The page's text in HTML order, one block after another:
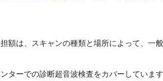
は、スキャンの種類と場所によって、一
ターでの診断超音波検査をカバーしていま